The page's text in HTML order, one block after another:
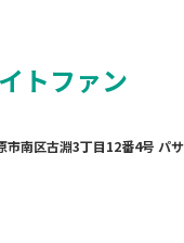
トファン
南区古淵3丁目12番4号 パ